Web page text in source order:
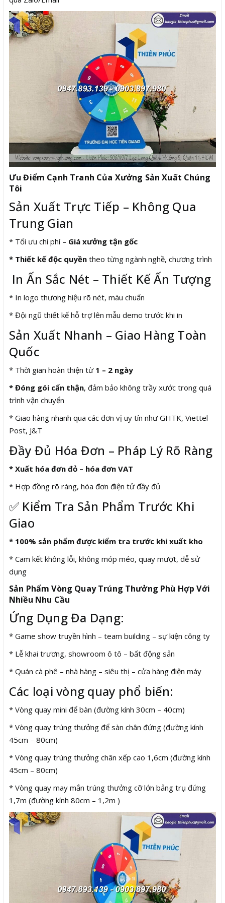
Ưu Điểm Cạnh Tranh Của Xưởng Sản Xuất Chúng
Tôi
Sản Xuất Trực Tiếp – Không Qua
Trung Gian
* Tối ưu chi phí – Giá xưởng tận gốc
* Thiết kế độc quyền theo từng ngành nghề, chương trình
In Ấn Sắc Nét – Thiết Kế Ấn Tượng
* In logo thương hiệu rõ nét, màu chuẩn
* Đội ngũ thiết kế hỗ trợ lên mẫu demo trước khi in
Sản Xuất Nhanh – Giao Hàng Toàn
Quốc
* Thời gian hoàn thiện từ 1 – 2 ngày
* Đóng gói cẩn thận, đảm bảo không trầy xước trong quá
trình vận chuyển
* Giao hàng nhanh qua các đơn vị uy tín như GHTK, Viettel
Post, J&T
Đầy Đủ Hóa Đơn – Pháp Lý Rõ Ràng
* Xuất hóa đơn đỏ – hóa đơn VAT
* Hợp đồng rõ ràng, hóa đơn điện tử đầy đủ
✅ Kiểm Tra Sản Phẩm Trước Khi
Giao
* 100% sản phẩm được kiểm tra trước khi xuất kho
* Cam kết không lỗi, không móp méo, quay mượt, dễ sử
dụng
Sản Phẩm Vòng Quay Trúng Thưởng Phù Hợp Với
Nhiều Nhu Cầu
Ứng Dụng Đa Dạng:
* Game show truyền hình – team building – sự kiện công ty
* Lễ khai trương, showroom ô tô – bất động sản
* Quán cà phê – nhà hàng – siêu thị – cửa hàng điện máy
Các loại vòng quay phổ biến:
* Vòng quay mini để bàn (đường kính 30cm – 40cm)
* Vòng quay trúng thưởng để sàn chân đứng (đường kính
45cm – 80cm)
* Vòng quay trúng thưởng chân xếp cao 1,6cm (đường kính
45cm – 80cm)
* Vòng quay may mắn trúng thưởng cỡ lớn bảng trụ đứng
1,7m (đường kính 80cm – 1,2m )